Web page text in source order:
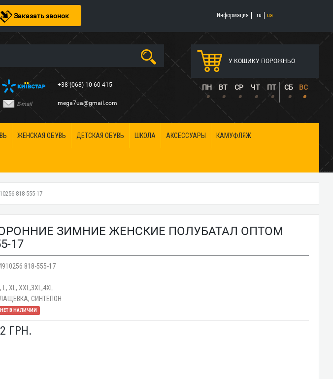
Заказать звонок Информация ru ua
+38 (068) 10-60-415
E-mail mega7ua@gmail.com
У КОШИКУ ПОРОЖНЬО
ПН ВТ СР ЧТ ПТ СБ ВС
• • • • • • •
ЖЕНСКАЯ ОБУВЬ ДЕТСКАЯ ОБУВЬ ШКОЛА АКСЕССУАРЫ КАМУФЛЯЖ
818-555-17
ЗИМНИЕ ЖЕНСКИЕ ПОЛУБАТАЛ ОПТОМ
17
818-555-17
L, XL, XXL,3XL,4XL
СИНТЕПОН
НЕТ В НАЛИЧИИ
ГРН.